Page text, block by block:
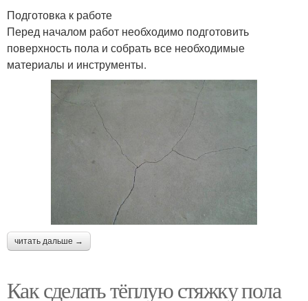
Подготовка к работе
Перед началом работ необходимо подготовить
поверхность пола и собрать все необходимые
материалы и инструменты.
читать дальше →
Как сделать тёплую стяжку пола